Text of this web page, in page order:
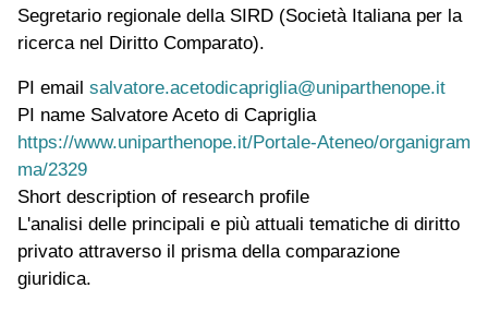
Segretario regionale della SIRD (Società Italiana per la
ricerca nel Diritto Comparato).
PI email salvatore.acetodicapriglia@uniparthenope.it
PI name Salvatore Aceto di Capriglia
WWW page address
https://www.uniparthenope.it/Portale-Ateneo/organigram
ma/2329
Short description of research profile
L'analisi delle principali e più attuali tematiche di diritto
privato attraverso il prisma della comparazione
giuridica.